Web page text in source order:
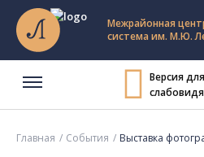
Межрайонная
система им. М.Ю.
Версия для
Главная События Выставка